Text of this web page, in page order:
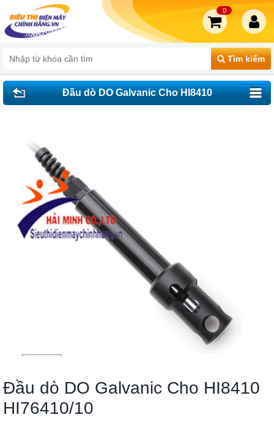
Tìm kiếm
0
Đầu dò DO Galvanic Cho HI8410
Đầu dò DO Galvanic Cho HI8410
HI76410/10